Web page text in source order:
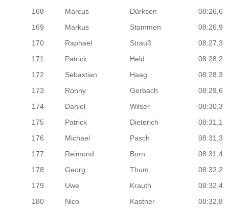
168
Marcus Dürksen
08:26,6
169
Markus Stammen
08:26,9
170
Raphael Strauß
08:27,3
171
Patrick Held
08:28,2
172
Sebastian Haag
08:28,3
173
Ronny Gerbach
08:29,6
174
Daniel Wilser
08:30,3
175
Patrick Dieterich
08:31,1
176
Michael Pasch
08:31,3
177
Reimund Born
08:31,4
178
Georg Thum
08:32,2
179
Uwe Krauth
08:32,4
180
Nico Kastner
08:32,8